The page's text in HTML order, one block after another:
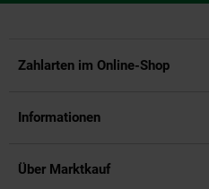
Zahlarten im Online-Shop
Informationen
Über Marktkauf